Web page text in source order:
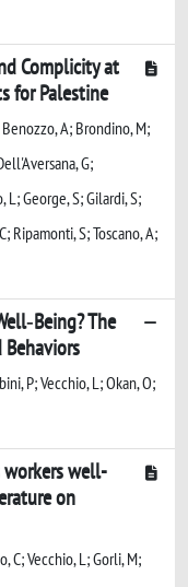
Complicity at
for Palestine
Benozzo, A; Brondino, M;
G;
L; George, S; Gilardi, S;
Ripamonti, S; Toscano, A;
The
Behaviors
P; Vecchio, L; Okan, O;
well-
on
C; Vecchio, L; Gorli, M;